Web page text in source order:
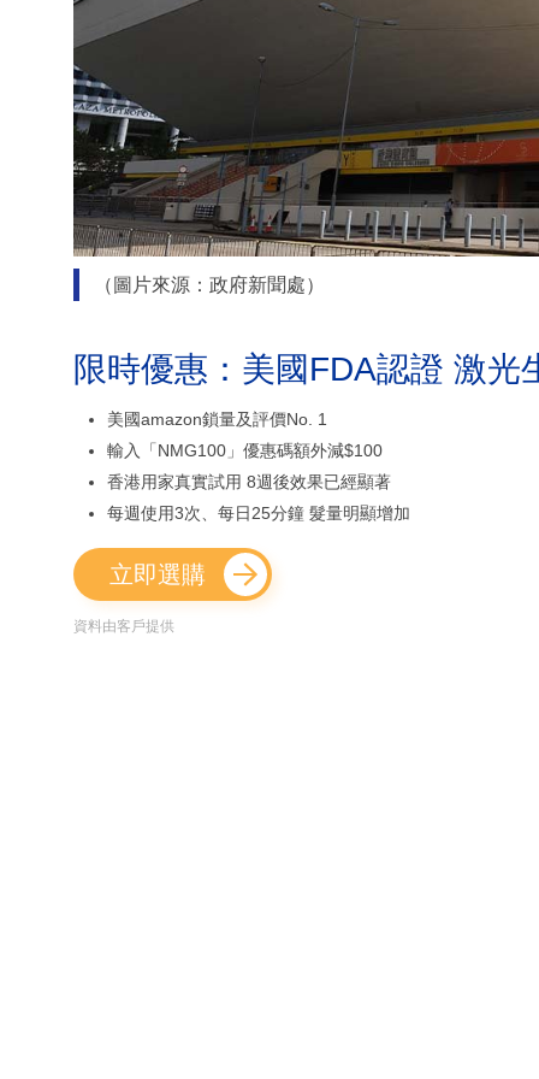
（圖片來源：政府新聞處）
限時優惠：美國FDA認證 激光
美國amazon鎖量及評價No. 1
輸入「NMG100」優惠碼額外減$100
香港用家真實試用 8週後效果已經顯著
每週使用3次、每日25分鐘 髮量明顯增加
立即選購
資料由客戶提供